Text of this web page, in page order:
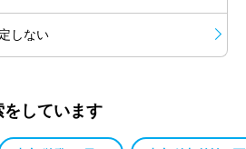
しない
しています